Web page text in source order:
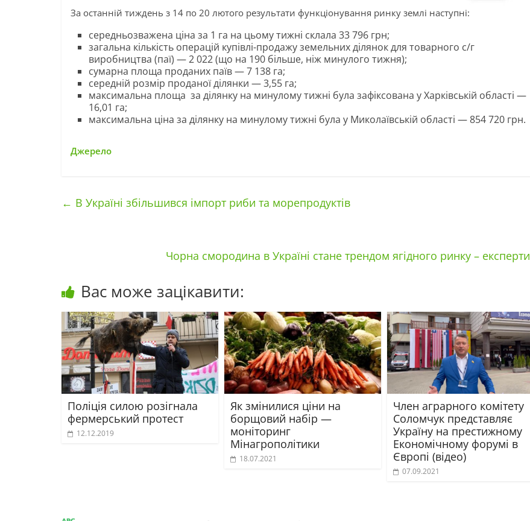
За останній тиждень з 14 по 20 лютого результати функціонування ринку землі наступні:
середньозважена ціна за 1 га на цьому тижні склала 33 796 грн;
загальна кількість операцій купівлі-продажу земельних ділянок для товарного с/г
виробництва (паї) — 2 022 (що на 190 більше, ніж минулого тижня);
сумарна площа проданих паїв — 7 138 га;
середній розмір проданої ділянки — 3,55 га;
максимальна площа за ділянку на минулому тижні була зафіксована у Харківській області —
16,01 га;
максимальна ціна за ділянку на минулому тижні була у Миколаївській області — 854 720 грн.
Джерело
← В Україні збільшився імпорт риби та морепродуктів
Чорна смородина в Україні стане трендом ягідного ринку – експерти
Вас може зацікавити:
Поліція силою розігнала
фермерський протест
12.12.2019
Як змінилися ціни на
борщовий набір —
моніторинг
Мінагрополітики
18.07.2021
Член аграрного комітету
Соломчук представляє
Україну на престижному
Економічному форумі в
Європі (відео)
07.09.2021